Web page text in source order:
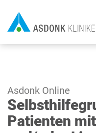
zum
Inhalt
Asdonk Online
Patienten